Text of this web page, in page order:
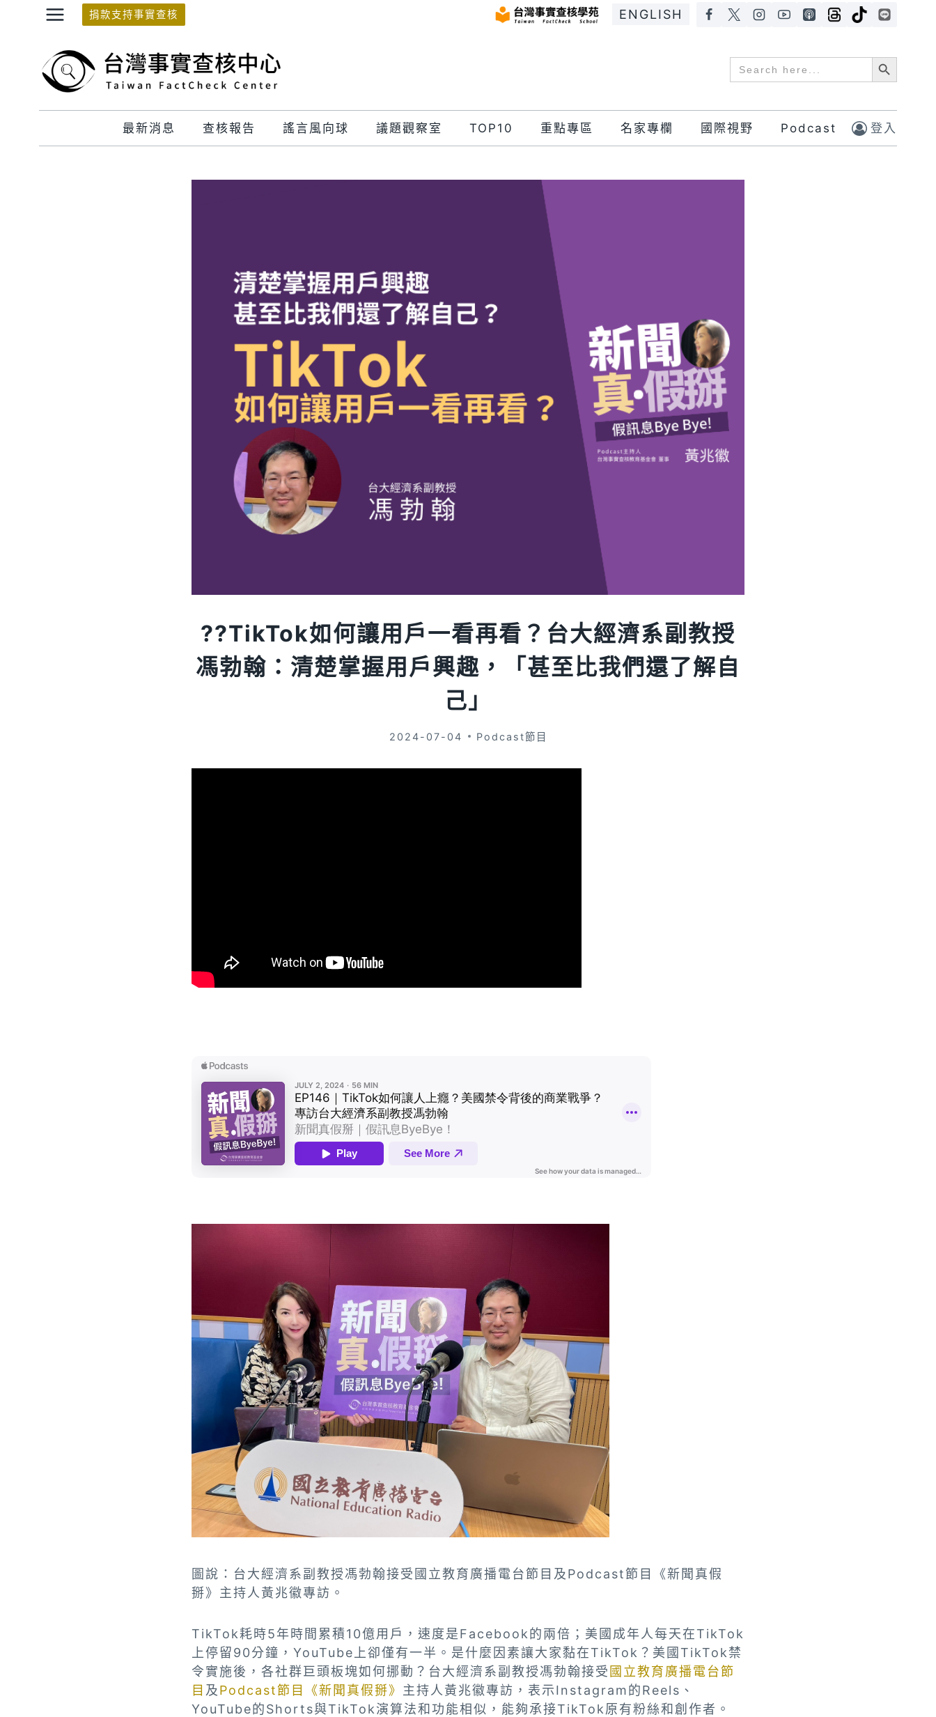
捐款支持事實查核 ENGLISH
Search
for:
Search Button
最新消息 查核報告 謠言風向球 議題觀察室 TOP10 重點專區 名家專欄 國際視野 Podcast 登入
?️?TikTok如何讓用戶一看再看？台大經濟系副教授
馮勃翰：清楚掌握用戶興趣，「甚至比我們還了解自
己」
2024-07-04 Podcast節目
圖說：台大經濟系副教授馮勃翰接受國立教育廣播電台節目及Podcast節目《新聞真假
掰》主持人黃兆徽專訪。
TikTok耗時5年時間累積10億用戶，速度是Facebook的兩倍；美國成年人每天在TikTok
上停留90分鐘，YouTube上卻僅有一半。是什麼因素讓大家黏在TikTok？美國TikTok禁
令實施後，各社群巨頭板塊如何挪動？台大經濟系副教授馮勃翰接受 國立教育廣播電台節
目 及Podcast節目《新聞真假掰》 主持人黃兆徽專訪，表示Instagram的Reels、
YouTube的Shorts與TikTok演算法和功能相似，能夠承接TikTok原有粉絲和創作者。